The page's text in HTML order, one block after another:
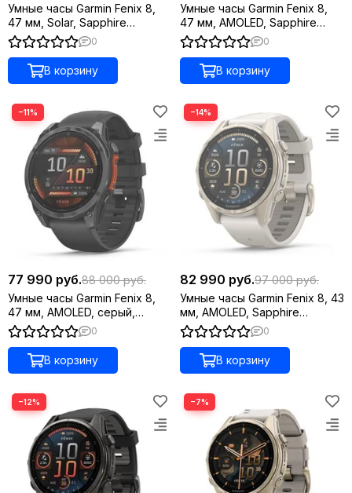
Умные часы Garmin Fenix 8,
47 мм, Solar, Sapphire
титановый серый с желтым
ремешком
0
В корзину
Умные часы Garmin Fenix 8,
47 мм, AMOLED, Sapphire
Titanium светло-серый,
оранжевый силиконовый
ремешок
0
В корзину
−11%
77 990 руб.88 000 руб.
Умные часы Garmin Fenix 8,
47 мм, AMOLED, серый,
черный силиконовый
ремешок
0
В корзину
−14%
82 990 руб.97 000 руб.
Умные часы Garmin Fenix 8, 43
мм, AMOLED, Sapphire
золотистый корпус,
дымчато-серый ремешок
0
В корзину
−12% −7%